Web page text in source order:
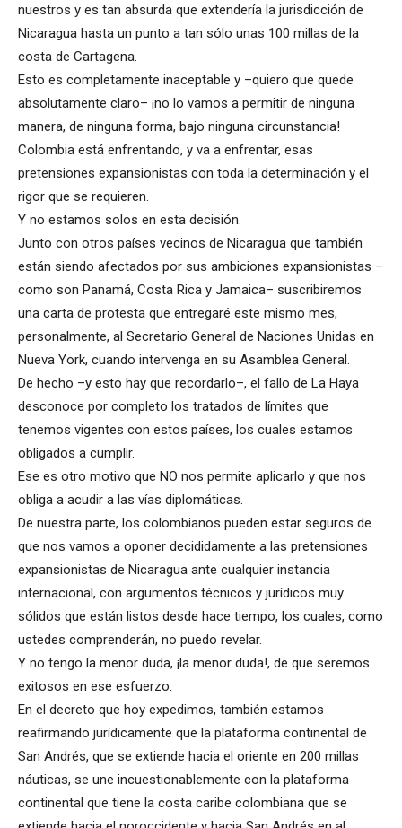
nuestros y es tan absurda que extendería la jurisdicción de
Nicaragua hasta un punto a tan sólo unas 100 millas de la
costa de Cartagena.
Esto es completamente inaceptable y –quiero que quede
absolutamente claro– ¡no lo vamos a permitir de ninguna
manera, de ninguna forma, bajo ninguna circunstancia!
Colombia está enfrentando, y va a enfrentar, esas
pretensiones expansionistas con toda la determinación y el
rigor que se requieren.
Y no estamos solos en esta decisión.
Junto con otros países vecinos de Nicaragua que también
están siendo afectados por sus ambiciones expansionistas –
como son Panamá, Costa Rica y Jamaica– suscribiremos
una carta de protesta que entregaré este mismo mes,
personalmente, al Secretario General de Naciones Unidas en
Nueva York, cuando intervenga en su Asamblea General.
De hecho –y esto hay que recordarlo–, el fallo de La Haya
desconoce por completo los tratados de límites que
tenemos vigentes con estos países, los cuales estamos
obligados a cumplir.
Ese es otro motivo que NO nos permite aplicarlo y que nos
obliga a acudir a las vías diplomáticas.
De nuestra parte, los colombianos pueden estar seguros de
que nos vamos a oponer decididamente a las pretensiones
expansionistas de Nicaragua ante cualquier instancia
internacional, con argumentos técnicos y jurídicos muy
sólidos que están listos desde hace tiempo, los cuales, como
ustedes comprenderán, no puedo revelar.
Y no tengo la menor duda, ¡la menor duda!, de que seremos
exitosos en ese esfuerzo.
En el decreto que hoy expedimos, también estamos
reafirmando jurídicamente que la plataforma continental de
San Andrés, que se extiende hacia el oriente en 200 millas
náuticas, se une incuestionablemente con la plataforma
continental que tiene la costa caribe colombiana que se